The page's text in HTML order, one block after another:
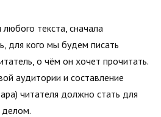
текста, сначала
для кого мы будем писать
о чём он хочет прочитать.
аудитории и составление
читателя должно стать для